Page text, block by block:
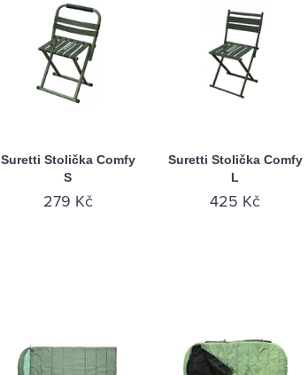
Suretti Stolička Comfy
S
279 Kč
Suretti Stolička Comfy
L
425 Kč